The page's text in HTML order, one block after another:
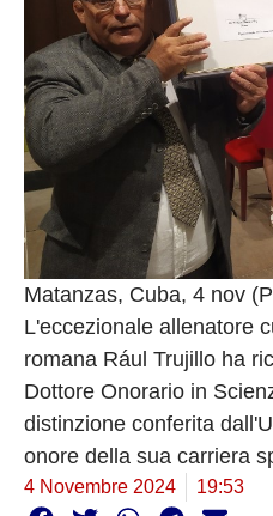
Matanzas, Cuba, 4 nov
L'eccezionale allenatore
romana Rául Trujillo ha
Dottore Onorario in
distinzione conferita
onore della sua carriera
4 Novembre 2024 19:53